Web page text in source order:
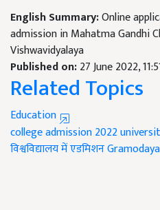
English Summary:Online
admission in Mahatma Gandhi
Vishwavidyalaya
Published on:27 June 2022,
Related Topics
Education
college admission 2022
विश्वविद्यालय में एडमिशन